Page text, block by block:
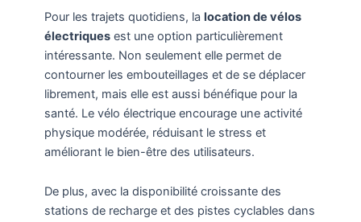
Pour les trajets quotidiens, la location de vélos
électriquesest une option particulièrement
intéressante. Non seulement elle permet de
contourner les embouteillages et de se déplacer
librement, mais elle est aussi bénéfique pour la
santé. Le vélo électrique encourage une activité
physique modérée, réduisant le stress et
améliorant le bien-être des utilisateurs.
De plus, avec la disponibilité croissante des
stations de recharge et des pistes cyclables dans